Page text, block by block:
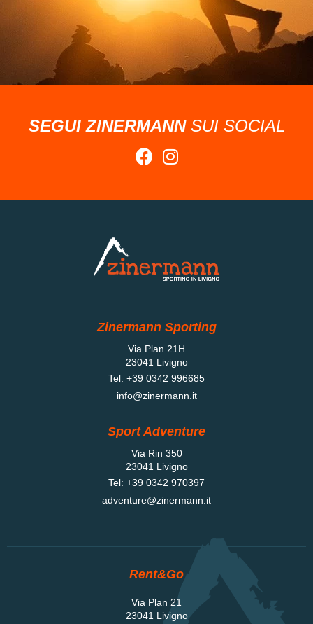
SEGUI ZINERMANN SUI SOCIAL
Zinermann Sporting
Via Plan 21H
23041 Livigno
Tel: +39 0342 996685
info@zinermann.it
Sport Adventure
Via Rin 350
23041 Livigno
Tel: +39 0342 970397
adventure@zinermann.it
Rent&Go
Via Plan 21
23041 Livigno